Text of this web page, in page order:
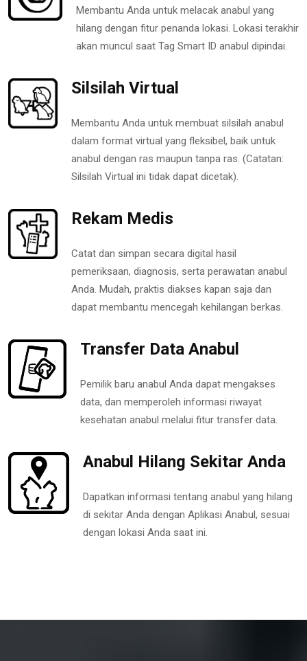
Membantu Anda untuk melacak anabul yang
hilang dengan fitur penanda lokasi. Lokasi terakhir
akan muncul saat Tag Smart ID anabul dipindai.
Silsilah Virtual
Membantu Anda untuk membuat silsilah anabul
dalam format virtual yang fleksibel, baik untuk
anabul dengan ras maupun tanpa ras. (Catatan:
Silsilah Virtual ini tidak dapat dicetak).
Rekam Medis
Catat dan simpan secara digital hasil
pemeriksaan, diagnosis, serta perawatan anabul
Anda. Mudah, praktis diakses kapan saja dan
dapat membantu mencegah kehilangan berkas.
Transfer Data Anabul
Pemilik baru anabul Anda dapat mengakses
data, dan memperoleh informasi riwayat
kesehatan anabul melalui fitur transfer data.
Anabul Hilang Sekitar Anda
Dapatkan informasi tentang anabul yang hilang
di sekitar Anda dengan Aplikasi Anabul, sesuai
dengan lokasi Anda saat ini.